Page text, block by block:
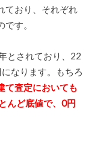
ており、それぞれ
す。
とされており、22
なります。もちろ
て査定においても
んど底値で、0円